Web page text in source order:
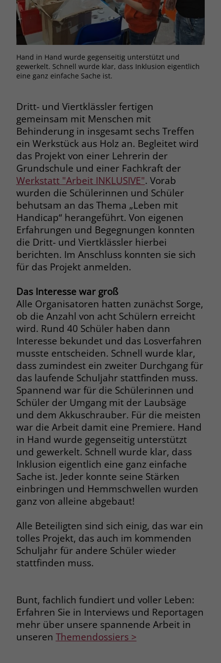
Hand in Hand wurde gegenseitig unterstützt und
gewerkelt. Schnell wurde klar, dass Inklusion eigentlich
eine ganz einfache Sache ist.
Dritt- und Viertklässler fertigen
gemeinsam mit Menschen mit
Behinderung in insgesamt sechs Treffen
ein Werkstück aus Holz an. Begleitet wird
das Projekt von einer Lehrerin der
Grundschule und einer Fachkraft der
Werkstatt "Arbeit INKLUSIVE". Vorab
wurden die Schülerinnen und Schüler
behutsam an das Thema „Leben mit
Handicap“ herangeführt. Von eigenen
Erfahrungen und Begegnungen konnten
die Dritt- und Viertklässler hierbei
berichten. Im Anschluss konnten sie sich
für das Projekt anmelden.
Das Interesse war groß
Alle Organisatoren hatten zunächst Sorge,
ob die Anzahl von acht Schülern erreicht
wird. Rund 40 Schüler haben dann
Interesse bekundet und das Losverfahren
musste entscheiden. Schnell wurde klar,
dass zumindest ein zweiter Durchgang für
das laufende Schuljahr stattfinden muss.
Spannend war für die Schülerinnen und
Schüler der Umgang mit der Laubsäge
und dem Akkuschrauber. Für die meisten
war die Arbeit damit eine Premiere. Hand
in Hand wurde gegenseitig unterstützt
und gewerkelt. Schnell wurde klar, dass
Inklusion eigentlich eine ganz einfache
Sache ist. Jeder konnte seine Stärken
einbringen und Hemmschwellen wurden
ganz von alleine abgebaut!
Alle Beteiligten sind sich einig, das war ein
tolles Projekt, das auch im kommenden
Schuljahr für andere Schüler wieder
stattfinden muss.
Bunt, fachlich fundiert und voller Leben:
Erfahren Sie in Interviews und Reportagen
mehr über unsere spannende Arbeit in
unseren Themendossiers >
Name PHPSESSID
Anbieter stiftung-liebenau.de
Laufzeit Session
Name cookie_optin
Anbieter www.stiftung-liebenau.de
Laufzeit 1 Monat
Zweck
Behält die Zustimmung des Benutzers
zum Cookie Opt-In
Name __cf_bm
Anbieter .fonts.net
Zweck
This cookie, set by Cloudflare, is used to
support Cloudflare Bot Management.
Name JSessionID
Anbieter jobs.stiftung-liebenau.de
Laufzeit Session
Zweck
Behält die Zustände des Benutzers bei
allen Seitenanfragen bei.
Zweck
Browsers und die Einstellungen
exklusiv für diese Website zu speichern.
Dadurch wird gewährleistet, dass
Aktionen, die bei späteren Besuchen
derselben Website durchgeführt
werden, mit derselben
Benutzerkennung verknüpft werden.
Name _clsk
Anbieter www.clarity.ms
Laufzeit 1 Jahr
Zweck
Microsoft Clarity setzt dieses Cookie,
um die Seitenaufrufe eines Benutzers
zu speichern und in einer einzigen
Sitzungsaufzeichnung
zusammenzufassen.
Name _gcl_au
Anbieter Google Ads
Laufzeit
Zweck Enthält eine zufallsgenerierte User-ID.
Name _gcl_aw
Anbieter Google Ads
Laufzeit 90 Tage
Zweck
Dieses Cookie wird gesetzt, wenn ein
User über einen Klick auf eine Google
Werbeanzeige auf die Website gelangt.
Es enthält Informationen darüber,
welche Werbeanzeige geklickt wurde,
sodass erzielte Erfolge wie z.B.
Bestellungen oder Kontaktanfragen der
Anzeige zugewiesen werden können.
Anbieter Google Ads
Laufzeit 90 Tage
Zweck
Werbeanzeige auf die Website gelangt.
Es enthält Informationen darüber,
welche Werbeanzeige geklickt wurde,
sodass erzielte Erfolge wie z.B.
Bestellungen oder Kontaktanfragen der